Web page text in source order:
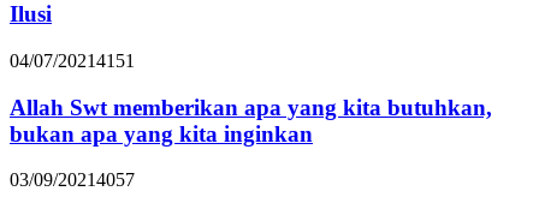
Ilusi
04/07/20214151
Allah Swt memberikan apa yang kita butuhkan,
bukan apa yang kita inginkan
03/09/20214057